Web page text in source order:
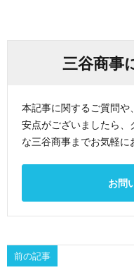
三谷商事
本記事に関するご質問や
安点がございましたら、
な三谷商事までお気軽に
お問
前の記事